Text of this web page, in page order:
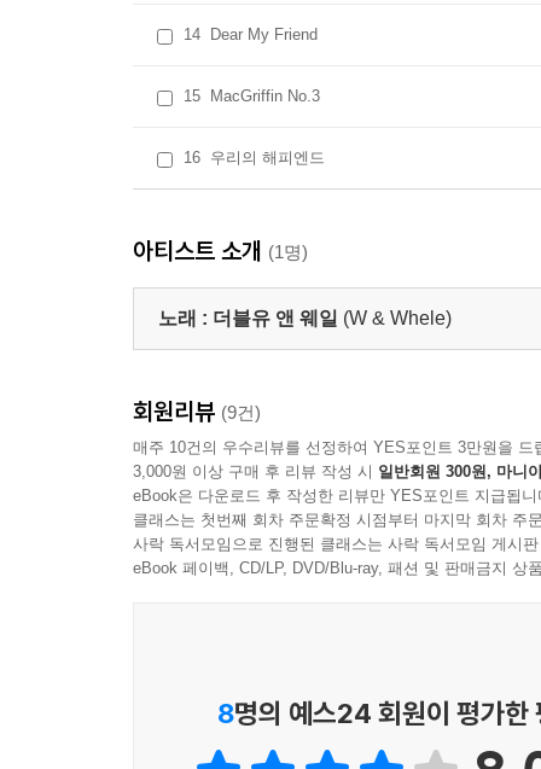
14 Dear My Friend
15 MacGriffin No.3
16 우리의 해피엔드
아티스트 소개 (1명)
노래 : 더블유 앤 웨일 (W & Whele)
회원리뷰 (9건)
매주 10건의 우수리뷰를 선정하여 YES포인트 3만원을 드
3,000원 이상 구매 후 리뷰 작성 시 일반회원 300원, 마니
eBook은 다운로드 후 작성한 리뷰만 YES포인트 지급됩니
클래스는 첫번째 회차 주문확정 시점부터 마지막 회차 주
사락 독서모임으로 진행된 클래스는 사락 독서모임 게시
eBook 페이백, CD/LP, DVD/Blu-ray, 패션 및 판매금지 상
8명의 예스24 회원이 평가한